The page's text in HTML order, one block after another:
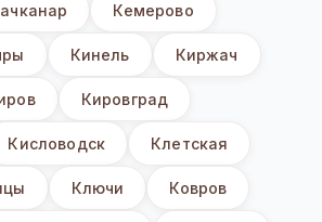
Кемерово
Кинель Киржач
Кировград
Кисловодск Клетская
Ключи Ковров